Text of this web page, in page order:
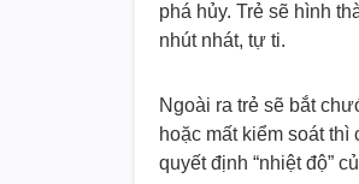
phá hủy. Trẻ sẽ hình
nhút nhát, tự ti.
Ngoài ra trẻ sẽ bắt
hoặc mất kiểm soát
quyết định “nhiệt độ”